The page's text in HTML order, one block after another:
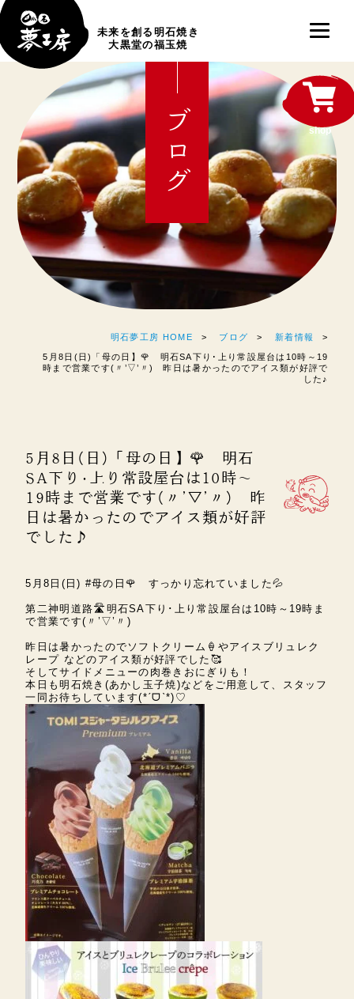
未来を創る明石焼き
大黒堂の福玉焼
ブログ
明石夢工房 HOME ブログ 新着情報
5月8日(日)「母の日】🌹 明石SA下り･上り常設屋台は10時～19
時まで営業です(〃’▽’〃) 昨日は暑かったのでアイス類が好評で
した♪
5月8日(日)「母の日】🌹 明石
SA下り･上り常設屋台は10時～
19時まで営業です(〃’▽’〃) 昨
日は暑かったのでアイス類が好評
でした♪
5月8日(日) #母の日🌹 すっかり忘れていました💦
第二神明道路🛣️ 明石SA下り･上り常設屋台は 10時～19時ま
で営業です(〃’▽’〃)
昨日は暑かったので ソフトクリーム🍦やアイスブリュレク
レープ などのアイス類が好評でした🥰
そしてサイドメニューの 肉巻きおにぎり も！
本日も明石焼き(あかし玉子焼)などをご用意して、スタッフ
一同お待ちしています(*ˊᗜˋ*)♡
shop